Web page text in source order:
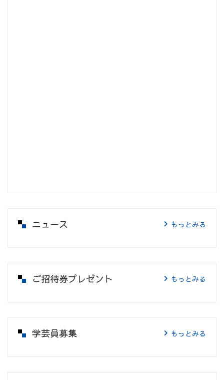
ニュース もっとみる
ご招待券プレゼント もっとみる
学芸員募集 もっとみる